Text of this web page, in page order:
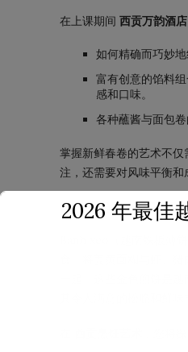
在上课期间 西贡万韵酒店
如何精确而巧妙地
富有创意的馅料
感和口味。
各种蘸酱与面包卷
掌握新鲜春卷的艺术不
注，还需要对风味平衡和
Banh Xeo 和越
2026 年最佳